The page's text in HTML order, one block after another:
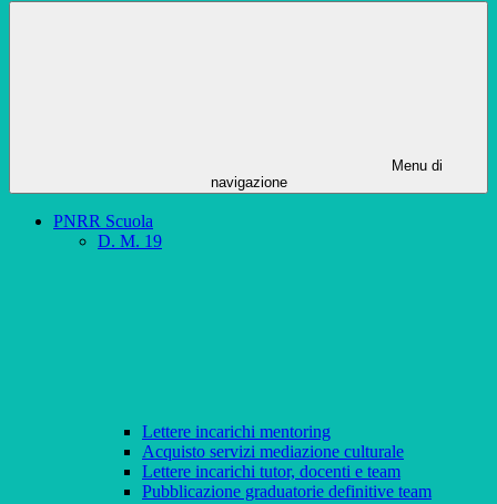
Menu di
navigazione
PNRR Scuola
D. M. 19
Lettere incarichi mentoring
Acquisto servizi mediazione culturale
Lettere incarichi tutor, docenti e team
Pubblicazione graduatorie definitive team